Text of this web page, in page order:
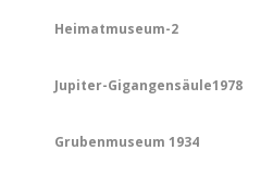
Heimatmuseum-2
Jupiter-Gigangensäule1978
Grubenmuseum 1934